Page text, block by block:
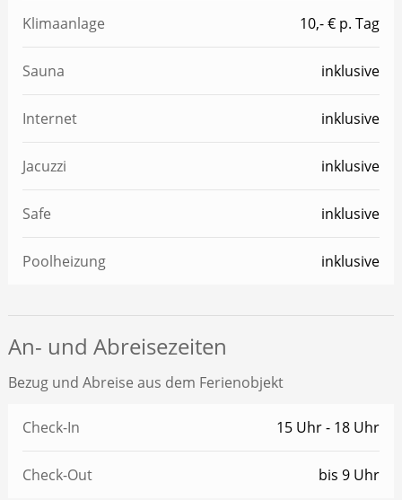
Klimaanlage 10,- € p. Tag
Sauna inklusive
Internet inklusive
Jacuzzi inklusive
Safe inklusive
Poolheizung inklusive
An- und Abreisezeiten
Bezug und Abreise aus dem Ferienobjekt
Check-In 15 Uhr - 18 Uhr
Check-Out bis 9 Uhr